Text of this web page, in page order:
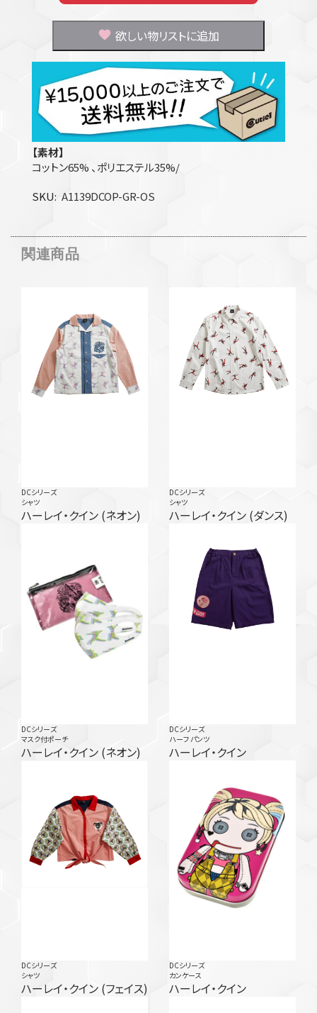
欲しい物リストに追加
【素材】
コットン65% 、ポリエステル35%/
SKU A1139DCOP-GR-OS
関連商品
DCシリーズ
シャツ
ハーレイ・クイン (ネオン)
DCシリーズ
シャツ
ハーレイ・クイン (ダンス)
DCシリーズ
マスク付ポーチ
ハーレイ・クイン (ネオン)
DCシリーズ
ハーフ パンツ
ハーレイ・クイン
DCシリーズ
シャツ
ハーレイ・クイン (フェイス)
DCシリーズ
カンケース
ハーレイ・クイン